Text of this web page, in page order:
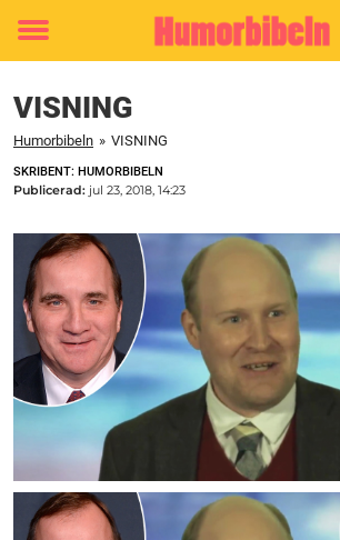
Toggle
VISNING
Humorbibeln » VISNING
SKRIBENT: HUMORBIBELN
Publicerad: jul 23, 2018, 14:23